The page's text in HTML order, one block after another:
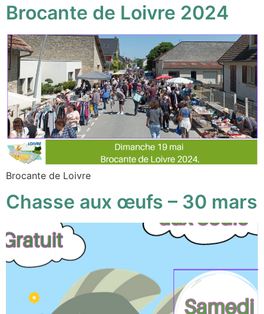
Brocante de Loivre 2024
Brocante de Loivre
Chasse aux œufs – 30 mars